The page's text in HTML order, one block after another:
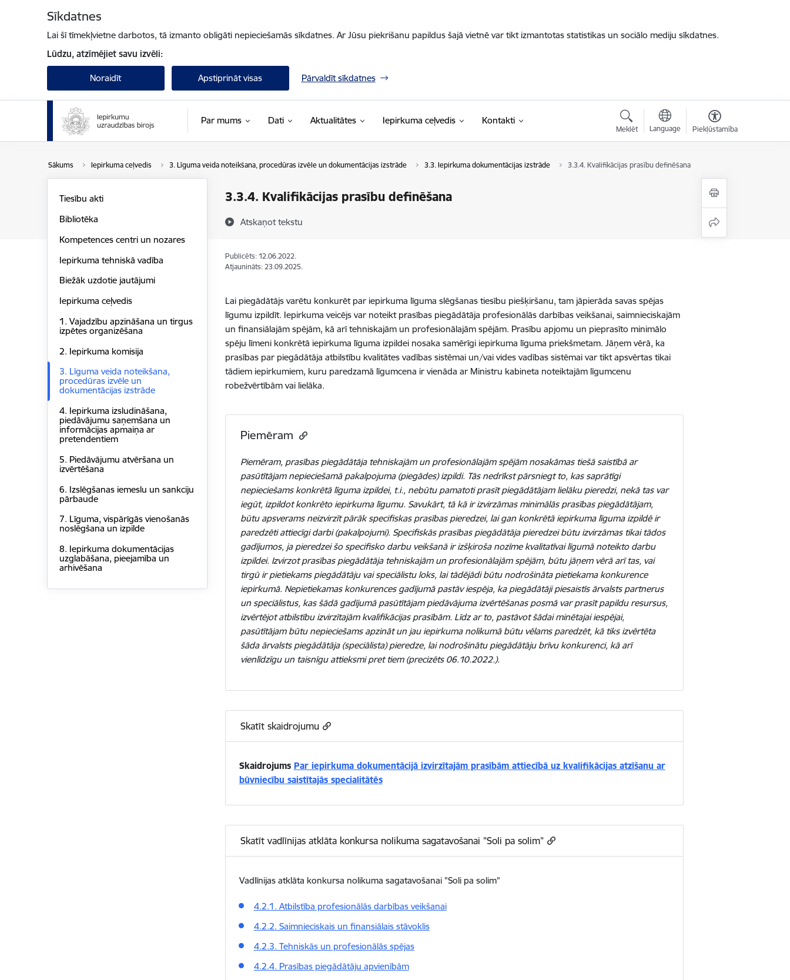
Sīkdatnes
Lai šī tīmekļvietne darbotos, tā izmanto obligāti nepieciešamās sīkdatnes. Ar Jūsu piekrišanu papildus šajā vietnē var tikt izmantotas statistikas un sociālo mediju sīkdatnes.
Lūdzu, atzīmējiet savu izvēli:
Noraidīt Apstiprināt visas Pārvaldīt sīkdatnes
Par mums Dati Aktualitātes Iepirkuma ceļvedis Kontakti
Meklēt Language Piekļūstamība
Sākums Iepirkuma ceļvedis 3. Līguma veida noteikšana, procedūras izvēle un dokumentācijas izstrāde 3.3. Iepirkuma dokumentācijas izstrāde 3.3.4. Kvalifikācijas prasību definēšana
3.3.4. Kvalifikācijas prasību definēšana
Atskaņot tekstu
Tiesību akti
Bibliotēka
Kompetences centri un nozares
Iepirkuma tehniskā vadība
Biežāk uzdotie jautājumi
Iepirkuma ceļvedis
1. Vajadzību apzināšana un tirgus
izpētes organizēšana
2. Iepirkuma komisija
3. Līguma veida noteikšana,
procedūras izvēle un
dokumentācijas izstrāde
4. Iepirkuma izsludināšana,
piedāvājumu saņemšana un
informācijas apmaiņa ar
pretendentiem
5. Piedāvājumu atvēršana un
izvērtēšana
6. Izslēgšanas iemeslu un sankciju
pārbaude
7. Līguma, vispārīgās vienošanās
noslēgšana un izpilde
8. Iepirkuma dokumentācijas
uzglabāšana, pieejamība un
arhivēšana
Publicēts: 12.06.2022.
Atjaunināts: 23.09.2025.
Lai piegādātājs varētu konkurēt par iepirkuma līguma slēgšanas tiesību piešķiršanu, tam jāpierāda savas spējas
līgumu izpildīt. Iepirkuma veicējs var noteikt prasības piegādātāja profesionālās darbības veikšanai, saimnieciskajām
un finansiālajām spējām, kā arī tehniskajām un profesionālajām spējām. Prasību apjomu un pieprasīto minimālo
spēju līmeni konkrētā iepirkuma līguma izpildei nosaka samērīgi iepirkuma līguma priekšmetam. Jāņem vērā, ka
prasības par piegādātāja atbilstību kvalitātes vadības sistēmai un/vai vides vadības sistēmai var tikt apsvērtas tikai
tādiem iepirkumiem, kuru paredzamā līgumcena ir vienāda ar Ministru kabineta noteiktajām līgumcenu
robežvērtībām vai lielāka.
Piemēram
Piemēram, prasības piegādātāja tehniskajām un profesionālajām spējām nosakāmas tiešā saistībā ar
pasūtītājam nepieciešamā pakalpojuma (piegādes) izpildi. Tās nedrīkst pārsniegt to, kas saprātīgi
nepieciešams konkrētā līguma izpildei, t.i., nebūtu pamatoti prasīt piegādātājam lielāku pieredzi, nekā tas var
iegūt, izpildot konkrēto iepirkuma līgumu. Savukārt, tā kā ir izvirzāmas minimālās prasības piegādātājam,
būtu apsverams neizvirzīt pārāk specifiskas prasības pieredzei, lai gan konkrētā iepirkuma līguma izpildē ir
paredzēti attiecīgi darbi (pakalpojumi). Specifiskās prasības piegādātāja pieredzei būtu izvirzāmas tikai tādos
gadījumos, ja pieredzei šo specifisko darbu veikšanā ir izšķiroša nozīme kvalitatīvai līgumā noteikto darbu
izpildei. Izvirzot prasības piegādātāja tehniskajām un profesionālajām spējām, būtu jāņem vērā arī tas, vai
tirgū ir pietiekams piegādātāju vai speciālistu loks, lai tādējādi būtu nodrošināta pietiekama konkurence
iepirkumā. Nepietiekamas konkurences gadījumā pastāv iespēja, ka piegādātāji piesaistīs ārvalsts partnerus
un speciālistus, kas šādā gadījumā pasūtītājam piedāvājuma izvērtēšanas posmā var prasīt papildu resursus,
izvērtējot atbilstību izvirzītajām kvalifikācijas prasībām. Līdz ar to, pastāvot šādai minētajai iespējai,
pasūtītājam būtu nepieciešams apzināt un jau iepirkuma nolikumā būtu vēlams paredzēt, kā tiks izvērtēta
šāda ārvalsts piegādātāja (speciālista) pieredze, lai nodrošinātu piegādātāju brīvu konkurenci, kā arī
vienlīdzīgu un taisnīgu attieksmi pret tiem (precizēts 06.10.2022.).
Skatīt skaidrojumu
Skaidrojums Par iepirkuma dokumentācijā izvirzītajām prasībām attiecībā uz kvalifikācijas atzīšanu ar
būvniecību saistītajās specialitātēs
Skatīt vadlīnijas atklāta konkursa nolikuma sagatavošanai "Soli pa solim"
Vadlīnijas atklāta konkursa nolikuma sagatavošanai "Soli pa solim"
4.2.1. Atbilstība profesionālās darbības veikšanai
4.2.2. Saimnieciskais un finansiālais stāvoklis
4.2.3. Tehniskās un profesionālās spējas
4.2.4. Prasības piegādātāju apvienībām